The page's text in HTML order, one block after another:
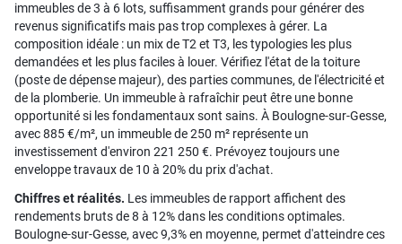
immeubles de 3 à 6 lots, suffisamment grands pour générer des
revenus significatifs mais pas trop complexes à gérer. La
composition idéale : un mix de T2 et T3, les typologies les plus
demandées et les plus faciles à louer. Vérifiez l'état de la toiture
(poste de dépense majeur), des parties communes, de l'électricité et
de la plomberie. Un immeuble à rafraîchir peut être une bonne
opportunité si les fondamentaux sont sains. À Boulogne-sur-Gesse,
avec 885 €/m², un immeuble de 250 m² représente un
investissement d'environ 221 250 €. Prévoyez toujours une
enveloppe travaux de 10 à 20% du prix d'achat.
Chiffres et réalités. Les immeubles de rapport affichent des
rendements bruts de 8 à 12% dans les conditions optimales.
Boulogne-sur-Gesse, avec 9,3% en moyenne, permet d'atteindre ces